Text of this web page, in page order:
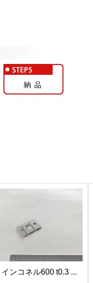
ンコネル600 t0.3 ...